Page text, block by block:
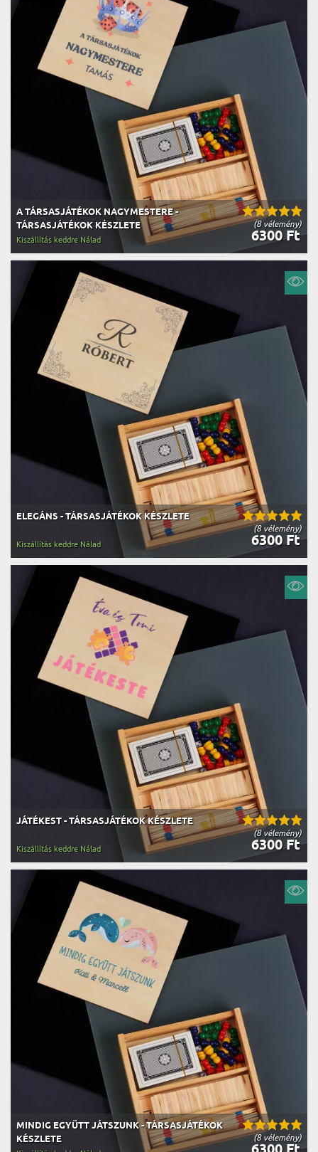
(8 vélemény)
A TÁRSASJÁTÉKOK NAGYMESTERE -
TÁRSASJÁTÉKOK KÉSZLETE
6300 Ft
Kiszállítás keddre Nálad
(8 vélemény)
ELEGÁNS - TÁRSASJÁTÉKOK KÉSZLETE
6300 Ft
Kiszállítás keddre Nálad
(8 vélemény)
JÁTÉKEST - TÁRSASJÁTÉKOK KÉSZLETE
6300 Ft
Kiszállítás keddre Nálad
(8 vélemény)
MINDIG EGYÜTT JÁTSZUNK - TÁRSASJÁTÉKOK
KÉSZLETE